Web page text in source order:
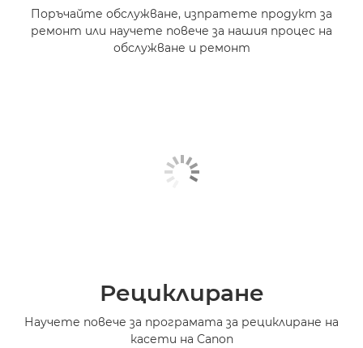
Поръчайте обслужване, изпратете продукт за
ремонт или научете повече за нашия процес на
обслужване и ремонт
Рециклиране
Научете повече за програмата за рециклиране на
касети на Canon